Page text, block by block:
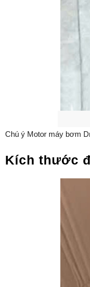
Chú ý Motor máy bơm
Kích thước